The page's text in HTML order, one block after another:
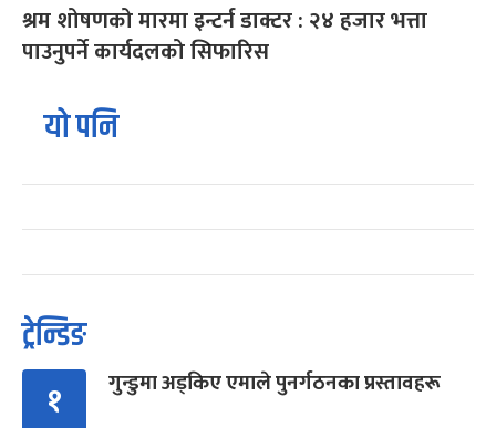
श्रम शोषणको मारमा इन्टर्न डाक्टर : २४ हजार भत्ता
पाउनुपर्ने कार्यदलको सिफारिस
यो पनि
ट्रेन्डिङ
१ गुन्डुमा अड्किए एमाले पुनर्गठनका प्रस्तावहरू